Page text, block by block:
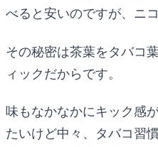
べると安いのですが、ニ
その秘密は茶葉をタバコ
ィックだからです。
味もなかなかにキック感
たいけど中々、タバコ習